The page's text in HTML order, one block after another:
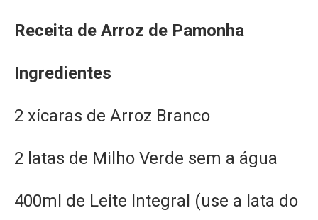
Receita de Arroz de Pamonha
Ingredientes
2 xícaras de Arroz Branco
2 latas de Milho Verde sem a água
400ml de Leite Integral (use a lata do